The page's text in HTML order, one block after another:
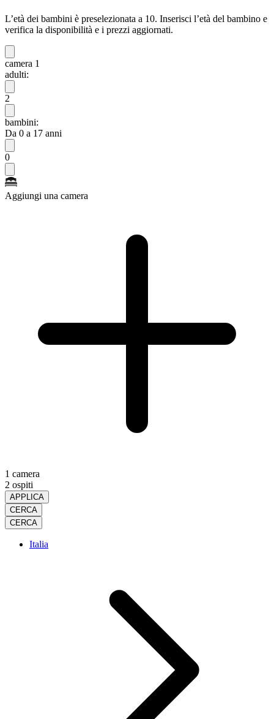
L’età dei bambini è preselezionata a 10. Inserisci l’età del bambino e
verifica la disponibilità e i prezzi aggiornati.
camera 1
adulti:
2
bambini:
Da 0 a 17 anni
0
Aggiungi una camera
1 camera
2 ospiti
APPLICA
CERCA
CERCA
Italia